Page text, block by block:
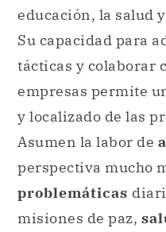
educación, la salud
Su capacidad para
tácticas y colaborar
empresas permite
y localizado de las
Asumen la labor de
perspectiva mucho
problemáticas
misiones de paz,